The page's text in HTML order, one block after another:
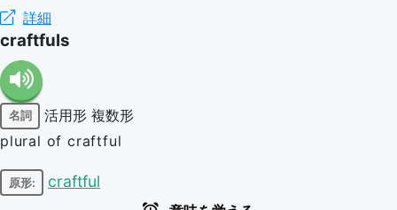
詳細
craftfuls
名詞 活用形 複数形
plural of craftful
原形: craftful